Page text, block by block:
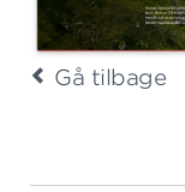
Gå tilbage